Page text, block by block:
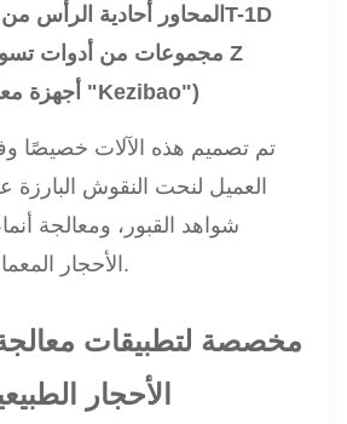
المحاور أحادية الرأس من طراز 1612T-1D
(أجهزة معايرة النقش "Kezibao")
تم تصميم هذه الآلات خصيصًا
العميل لنحت النقوش
شواهد القبور، ومعالجة
الأحجار المعمارية حسب الطلب.
الأحجار